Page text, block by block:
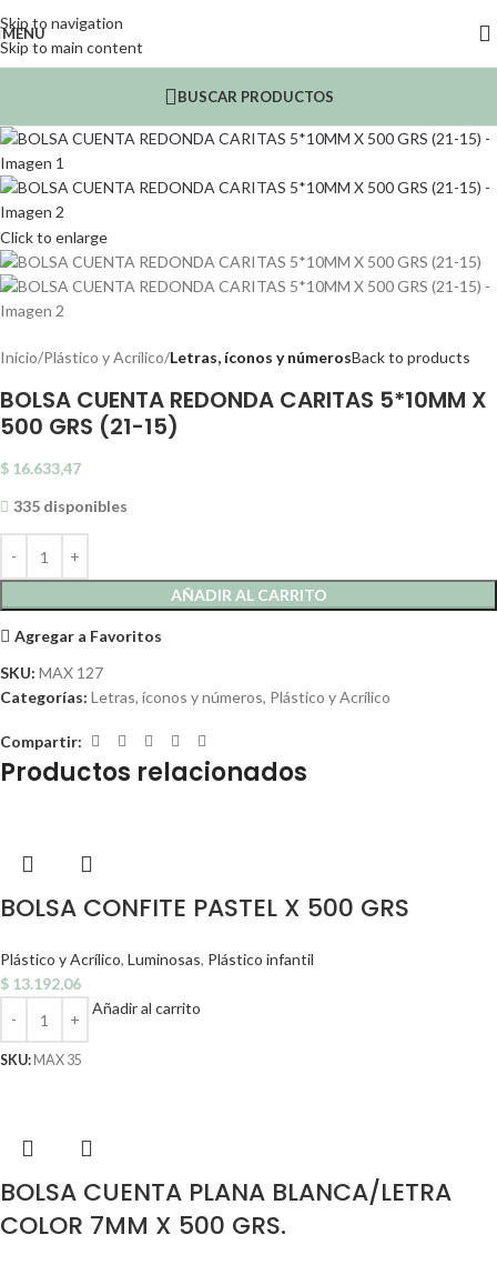
Skip to navigation
Skip to main content
MENU
BUSCAR PRODUCTOS
Click to enlarge
Inicio Plástico y Acrílico Letras, íconos y númerosBack to products
BOLSA CUENTA REDONDA CARITAS 5*10MM X
500 GRS (21-15)
$ 16.633,47
335 disponibles
AÑADIR AL CARRITO
Agregar a Favoritos
SKU: MAX 127
Categorías: Letras, íconos y números, Plástico y Acrílico
Compartir:
Productos relacionados
BOLSA CONFITE PASTEL X 500 GRS
Plástico y Acrílico, Luminosas, Plástico infantil
$ 13.192,06
Añadir al carrito
SKU: MAX 35
BOLSA CUENTA PLANA BLANCA/LETRA
COLOR 7MM X 500 GRS.